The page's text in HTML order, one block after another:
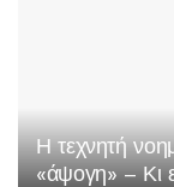
Η τεχνητή
«άψογη» – Κι